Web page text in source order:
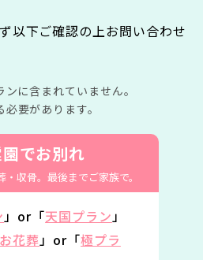
以下ご確認の上お問い合わせ
に含まれていません。
必要があります。
でお別れ
収骨。 最後までご家族で。
」or「天国プラン」
花葬」or「極プラ